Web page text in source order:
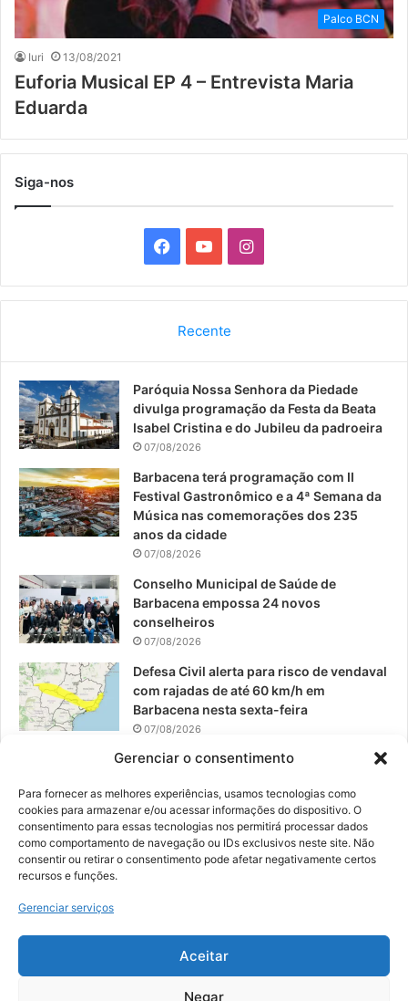
Gerenciar o consentimento
Para fornecer as melhores experiências, usamos tecnologias como
cookies para armazenar e/ou acessar informações do dispositivo. O
consentimento para essas tecnologias nos permitirá processar dados
como comportamento de navegação ou IDs exclusivos neste site. Não
consentir ou retirar o consentimento pode afetar negativamente certos
recursos e funções.
Gerenciar serviços
Aceitar
Negar
Palco BCN
Iuri 13/08/2021
Euforia Musical EP 4 – Entrevista Maria
Eduarda
Siga-nos
a
b
o
k
o
u
b
I
n
a
g
a
Recente
Paróquia Nossa Senhora da Piedade
divulga programação da Festa da Beata
Isabel Cristina e do Jubileu da padroeira
07/08/2026
Barbacena terá programação com II
Festival Gastronômico e a 4ª Semana da
Música nas comemorações dos 235
anos da cidade
07/08/2026
Conselho Municipal de Saúde de
Barbacena empossa 24 novos
conselheiros
07/08/2026
Defesa Civil alerta para risco de vendaval
com rajadas de até 60 km/h em
Barbacena nesta sexta-feira
07/08/2026
EPCAR tem a melhor nota do IDEB no
06/08/2026
© 2026, Todos os direitos reservados | Desenvolvido por:
Digital Business| Hospedado por:NP Publicidade
Fale Conosco
Sobre Nós
Política de Segurança e Privacidade